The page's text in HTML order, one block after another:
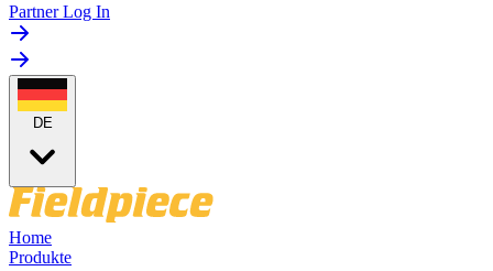
Partner Log In
DE
Home
Produkte